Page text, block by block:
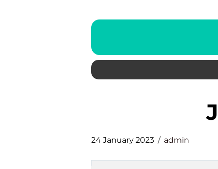
24 January 2023 admin